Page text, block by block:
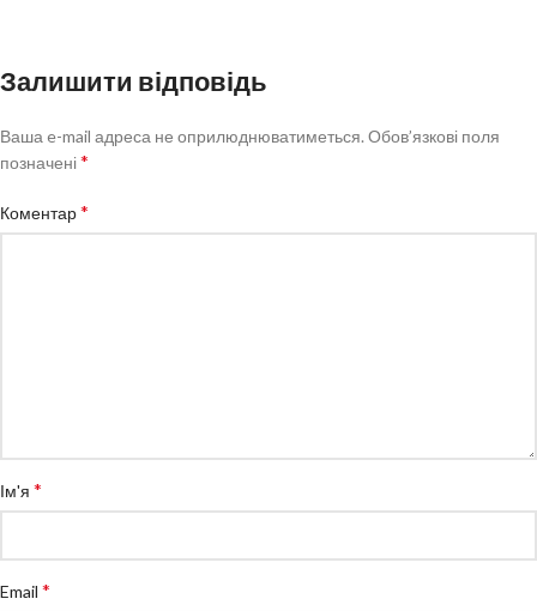
Залишити відповідь
Ваша e-mail адреса не оприлюднюватиметься. Обов’язкові поля
позначені*
Коментар*
Ім'я *
Email *